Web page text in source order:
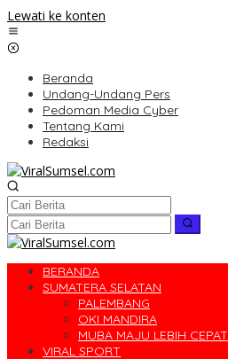
Lewati ke konten
Beranda
Undang-Undang Pers
Pedoman Media Cyber
Tentang Kami
Redaksi
BERANDA
SUMATERA SELATAN
PALEMBANG
OKI MANDIRA
MUBA MAJU LEBIH CEPAT
VIRAL SPORT